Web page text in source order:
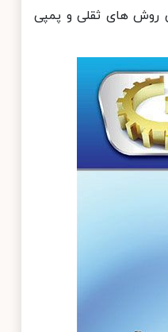
های ثقلی و پمپی